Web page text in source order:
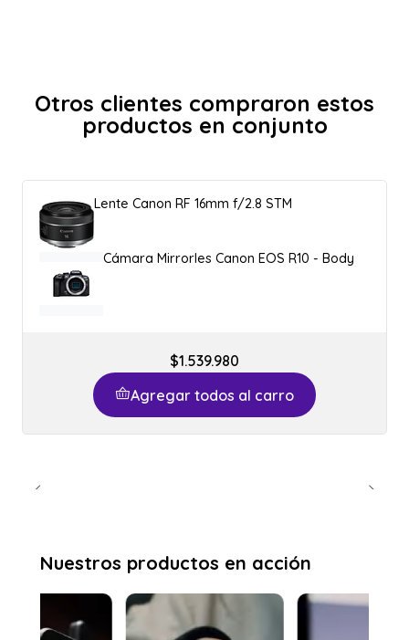
Otros clientes compraron estos
productos en conjunto
Lente Canon RF 16mm f/2.8 STM
Cámara Mirrorles Canon EOS R10 - Body
$1.539.980
Agregar todos al carro